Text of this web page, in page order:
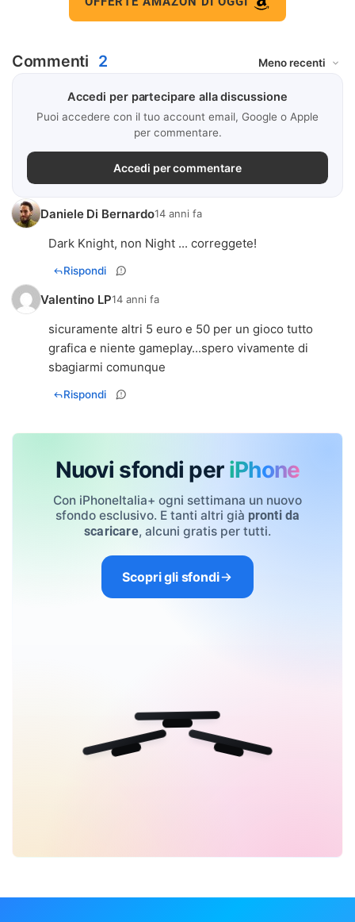
Commenti 2
Accedi per partecipare alla discussione
Puoi accedere con il tuo account email, Google o Apple
per commentare.
Accedi per commentare
Daniele Di Bernardo14 anni fa
Dark Knight, non Night ... correggete!
Rispondi
Valentino LP14 anni fa
sicuramente altri 5 euro e 50 per un gioco tutto
grafica e niente gameplay...spero vivamente di
sbagiarmi comunque
Rispondi
Nuovi sfondi per iPhone
Con iPhoneItalia+ ogni settimana un nuovo
sfondo esclusivo. E tanti altri già pronti da
scaricare, alcuni gratis per tutti.
Scopri gli sfondi